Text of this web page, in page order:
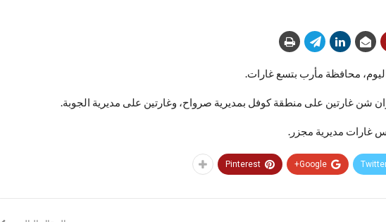
محافظة مأرب بتسع غارات.
شن غارتين على منطقة كوفل بمديرية صرواح، وغارتين على مديرية الجوبة.
غارات مديرية مجزر.
Google+
Pinterest